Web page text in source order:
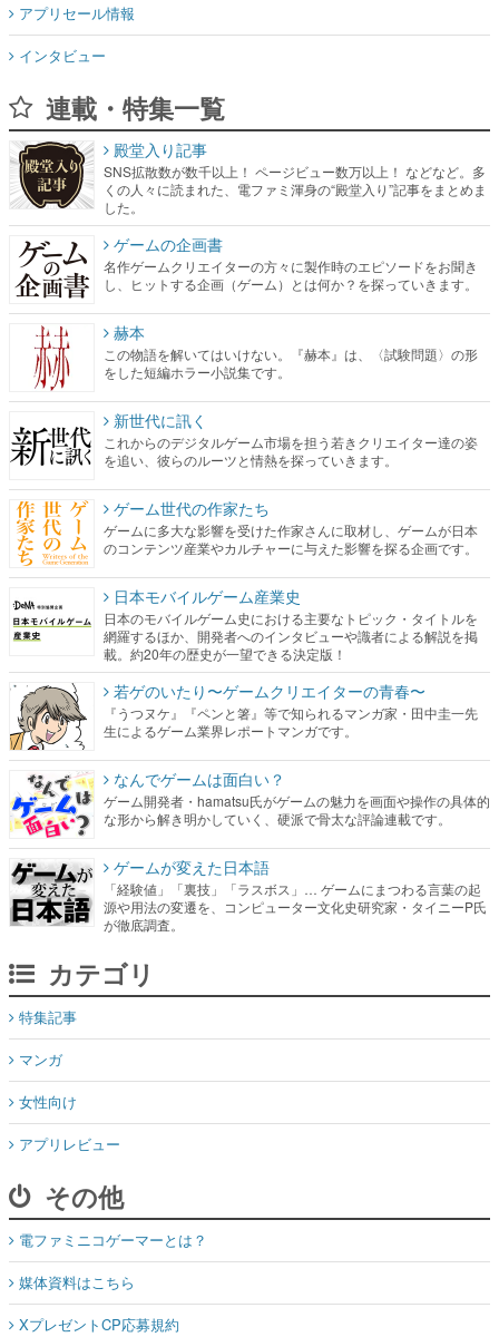
アプリセール情報
インタビュー
連載・特集一覧
殿堂入り記事
SNS拡散数が数千以上！ ページビュー数万以上！ などなど。多
くの人々に読まれた、電ファミ渾身の“殿堂入り”記事をまとめま
した。
ゲームの企画書
名作ゲームクリエイターの方々に製作時のエピソードをお聞き
し、ヒットする企画（ゲーム）とは何か？を探っていきます。
赫本
この物語を解いてはいけない。『赫本』は、〈試験問題〉の形
をした短編ホラー小説集です。
新世代に訊く
これからのデジタルゲーム市場を担う若きクリエイター達の姿
を追い、彼らのルーツと情熱を探っていきます。
ゲーム世代の作家たち
ゲームに多大な影響を受けた作家さんに取材し、ゲームが日本
のコンテンツ産業やカルチャーに与えた影響を探る企画です。
日本モバイルゲーム産業史
日本のモバイルゲーム史における主要なトピック・タイトルを
網羅するほか、開発者へのインタビューや識者による解説を掲
載。約20年の歴史が一望できる決定版！
若ゲのいたり〜ゲームクリエイターの青春〜
『うつヌケ』『ペンと箸』等で知られるマンガ家・田中圭一先
生によるゲーム業界レポートマンガです。
なんでゲームは面白い？
ゲーム開発者・hamatsu氏がゲームの魅力を画面や操作の具体的
な形から解き明かしていく、硬派で骨太な評論連載です。
ゲームが変えた日本語
「経験値」「裏技」「ラスボス」… ゲームにまつわる言葉の起
源や用法の変遷を、コンピューター文化史研究家・タイニーP氏
が徹底調査。
カテゴリ
特集記事
マンガ
女性向け
アプリレビュー
その他
電ファミニコゲーマーとは？
媒体資料はこちら
XプレゼントCP応募規約